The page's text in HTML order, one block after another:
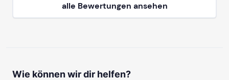
alle Bewertungen ansehen
Wie können wir dir helfen?